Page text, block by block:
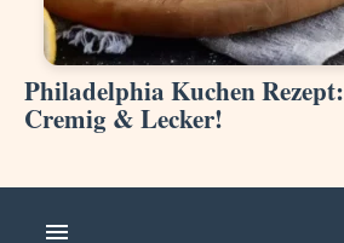
Philadelphia Kuchen Rezept:
Cremig & Lecker!